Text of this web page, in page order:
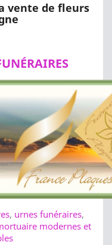
vente de fleurs
, urnes funéraires,
modernes et